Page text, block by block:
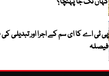
پی ٹی اے کا ای سم کے اجرا اور تبدیلی
فیصلہ